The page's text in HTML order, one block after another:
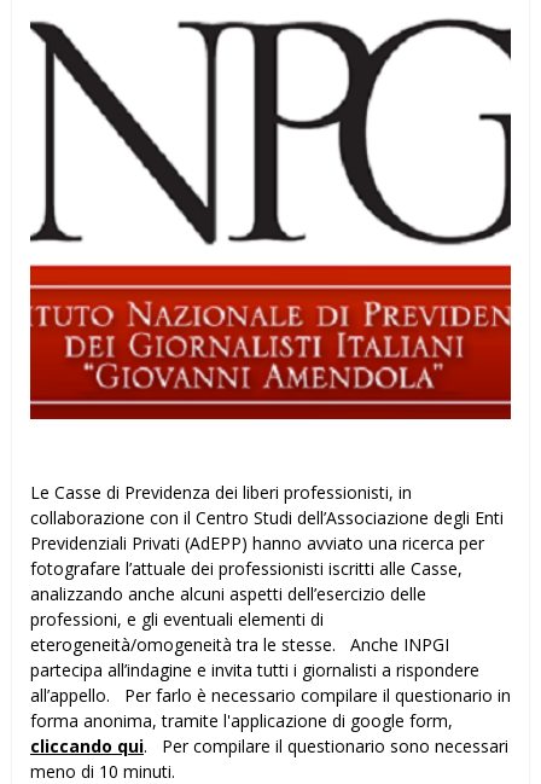
Le Casse di Previdenza dei liberi professionisti, in
collaborazione con il Centro Studi dell’Associazione degli Enti
Previdenziali Privati (AdEPP) hanno avviato una ricerca per
fotografare l’attuale dei professionisti iscritti alle Casse,
analizzando anche alcuni aspetti dell’esercizio delle
professioni, e gli eventuali elementi di
eterogeneità/omogeneità tra le stesse. Anche INPGI
partecipa all’indagine e invita tutti i giornalisti a rispondere
all’appello. Per farlo è necessario compilare il questionario in
forma anonima, tramite l'applicazione di google form,
cliccando qui. Per compilare il questionario sono necessari
meno di 10 minuti.